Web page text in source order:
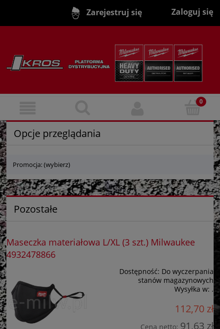
Zarejestruj się Zaloguj się
Opcje przeglądania
Promocja: (wybierz)
Pozostałe
Maseczka materiałowa L/XL (3 szt.) Milwaukee
4932478866
Dostępność: Do wyczerpania
stanów magazynowych
Wysyłka w: .
112,70 zł
Cena netto: 91,63 zł